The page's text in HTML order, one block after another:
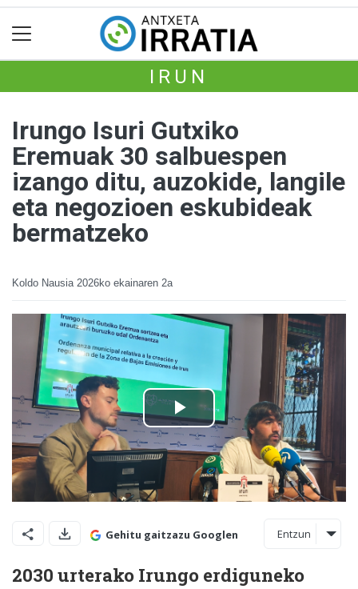
IRUN
Irungo Isuri Gutxiko
Eremuak 30 salbuespen
izango ditu, auzokide, langile
eta negozioen eskubideak
bermatzeko
Koldo Nausia 2026ko ekainaren 2a
Gehitu gaitzazu Googlen Entzun
2030 urterako Irungo erdiguneko